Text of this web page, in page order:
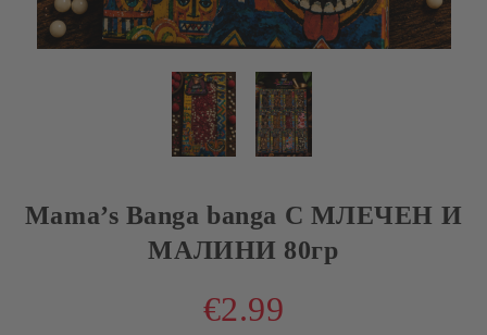
Mama’s Banga banga С МЛЕЧЕН И
МАЛИНИ 80гр
€2.99